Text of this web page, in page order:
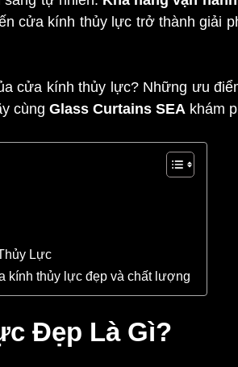
cửa kính thủy lực trở thành giải
cửa kính thủy lực? Những ưu
cùng Glass Curtains SEA khám
Lực
kính thủy lực đẹp và chất lượng
Đẹp Là Gì?